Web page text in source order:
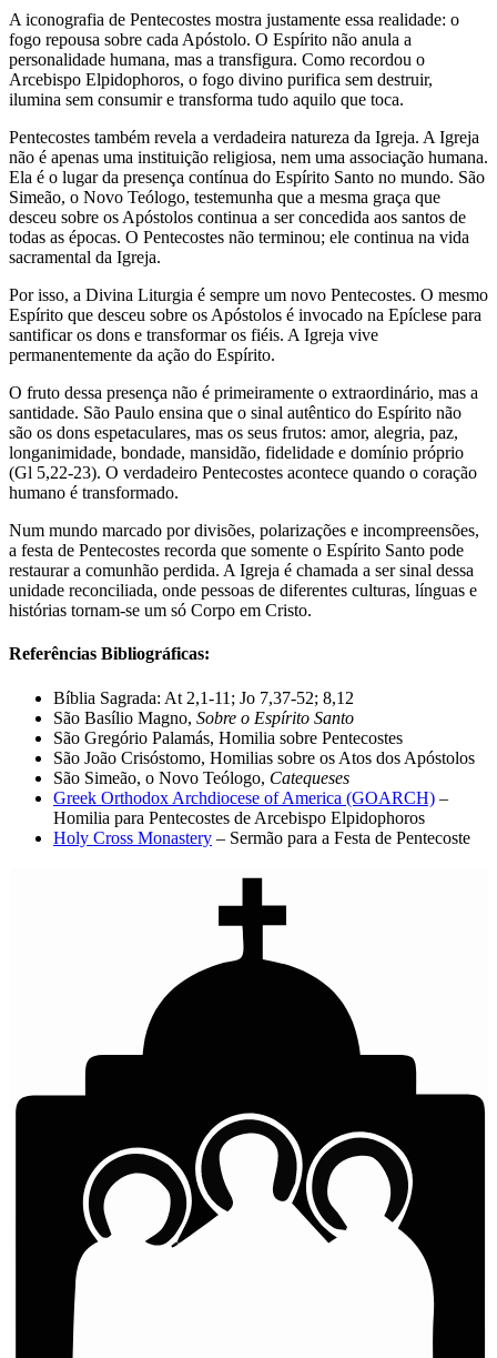
A iconografia de Pentecostes mostra justamente essa realidade: o
fogo repousa sobre cada Apóstolo. O Espírito não anula a
personalidade humana, mas a transfigura. Como recordou o
Arcebispo Elpidophoros, o fogo divino purifica sem destruir,
ilumina sem consumir e transforma tudo aquilo que toca.
Pentecostes também revela a verdadeira natureza da Igreja. A Igreja
não é apenas uma instituição religiosa, nem uma associação humana.
Ela é o lugar da presença contínua do Espírito Santo no mundo. São
Simeão, o Novo Teólogo, testemunha que a mesma graça que
desceu sobre os Apóstolos continua a ser concedida aos santos de
todas as épocas. O Pentecostes não terminou; ele continua na vida
sacramental da Igreja.
Por isso, a Divina Liturgia é sempre um novo Pentecostes. O mesmo
Espírito que desceu sobre os Apóstolos é invocado na Epíclese para
santificar os dons e transformar os fiéis. A Igreja vive
permanentemente da ação do Espírito.
O fruto dessa presença não é primeiramente o extraordinário, mas a
santidade. São Paulo ensina que o sinal autêntico do Espírito não
são os dons espetaculares, mas os seus frutos: amor, alegria, paz,
longanimidade, bondade, mansidão, fidelidade e domínio próprio
(Gl 5,22-23). O verdadeiro Pentecostes acontece quando o coração
humano é transformado.
Num mundo marcado por divisões, polarizações e incompreensões,
a festa de Pentecostes recorda que somente o Espírito Santo pode
restaurar a comunhão perdida. A Igreja é chamada a ser sinal dessa
unidade reconciliada, onde pessoas de diferentes culturas, línguas e
histórias tornam-se um só Corpo em Cristo.
Referências Bibliográficas:
Bíblia Sagrada: At 2,1-11; Jo 7,37-52; 8,12
São Basílio Magno, Sobre o Espírito Santo
São Gregório Palamás, Homilia sobre Pentecostes
São João Crisóstomo, Homilias sobre os Atos dos Apóstolos
São Simeão, o Novo Teólogo, Catequeses
Greek Orthodox Archdiocese of America (GOARCH) –
Homilia para Pentecostes de Arcebispo Elpidophoros
Holy Cross Monastery – Sermão para a Festa de Pentecoste